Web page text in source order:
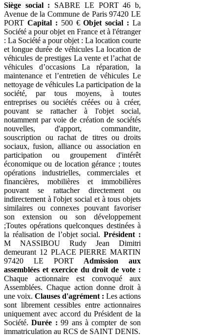
Siège social : SABRE LE PORT 46 b,
Avenue de la Commune de Paris 97420 LE
PORT Capital : 500 €Objet social : La
Société a pour objet en France et à l'étranger
: La Société a pour objet : La location courte
et longue durée de véhicules La location de
véhicules de prestiges La vente et l’achat de
véhicules d’occasions La réparation, la
maintenance et l’entretien de véhicules Le
nettoyage de véhicules La participation de la
société, par tous moyens, à toutes
entreprises ou sociétés créées ou à créer,
pouvant se rattacher à l'objet social,
notamment par voie de création de sociétés
nouvelles, d'apport, commandite,
souscription ou rachat de titres ou droits
sociaux, fusion, alliance ou association en
participation ou groupement d'intérêt
économique ou de location gérance ; toutes
opérations industrielles, commerciales et
financières, mobilières et immobilières
pouvant se rattacher directement ou
indirectement à l'objet social et à tous objets
similaires ou connexes pouvant favoriser
son extension ou son développement
;Toutes opérations quelconques destinées à
la réalisation de l’objet social.Président :
M NASSIBOU Rudy Jean Dimitri
demeurant 12 PLACE PIERRE MARTIN
97420 LE PORT Admission aux
assemblées et exercice du droit de vote :
Chaque actionnaire est convoqué aux
Assemblées. Chaque action donne droit à
une voix. Clauses d'agrément : Les actions
sont librement cessibles entre actionnaires
uniquement avec accord du Président de la
Société.Durée : 99 ans à compter de son
immatriculation au RCS de SAINT DENIS.